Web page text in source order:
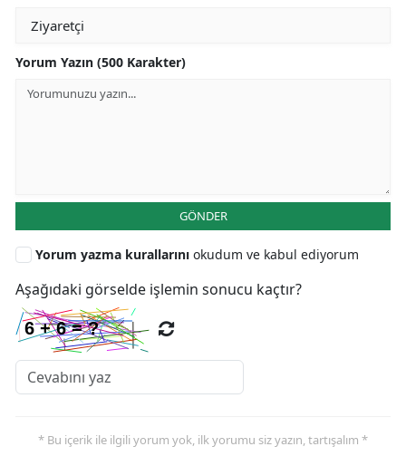
Yorum Yazın (500 Karakter)
GÖNDER
Yorum yazma kurallarını okudum ve kabul ediyorum
Aşağıdaki görselde işlemin sonucu kaçtır?
* Bu içerik ile ilgili yorum yok, ilk yorumu siz yazın, tartışalım *